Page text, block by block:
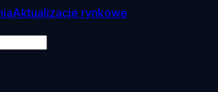
Aktualizacje rynkowe